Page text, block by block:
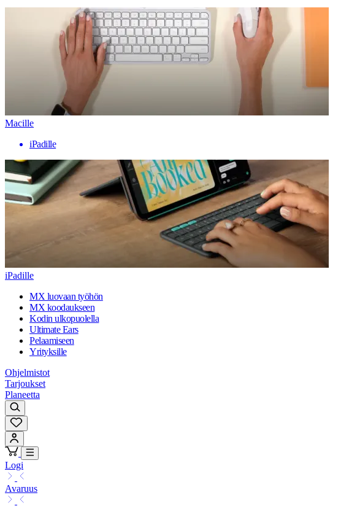
Macille
iPadille
iPadille
MX luovaan työhön
MX koodaukseen
Kodin ulkopuolella
Ultimate Ears
Pelaamiseen
Yrityksille
Ohjelmistot
Tarjoukset
Planeetta
Logi
Avaruus